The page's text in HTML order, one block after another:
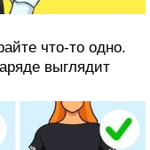
что-то одно.
выглядит